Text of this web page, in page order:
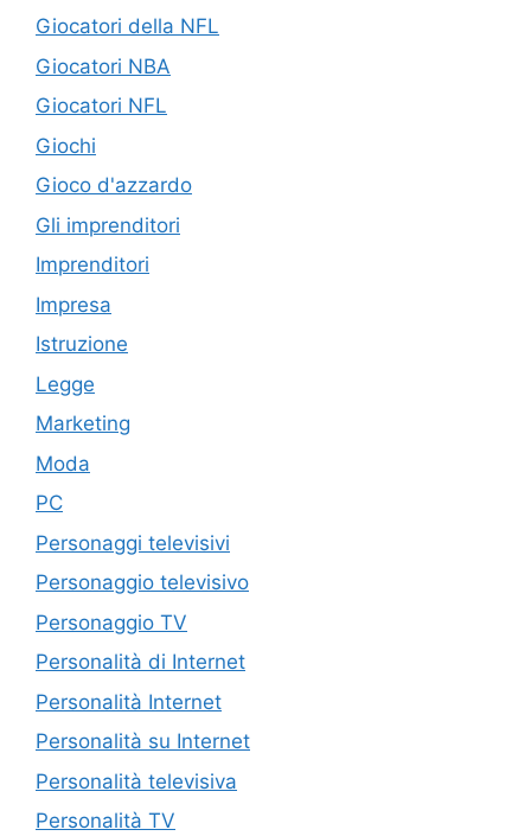
Giocatori della NFL
Giocatori NBA
Giocatori NFL
Giochi
Gioco d'azzardo
Gli imprenditori
Imprenditori
Impresa
Istruzione
Legge
Marketing
Moda
PC
Personaggi televisivi
Personaggio televisivo
Personaggio TV
Personalità di Internet
Personalità Internet
Personalità su Internet
Personalità televisiva
Personalità TV